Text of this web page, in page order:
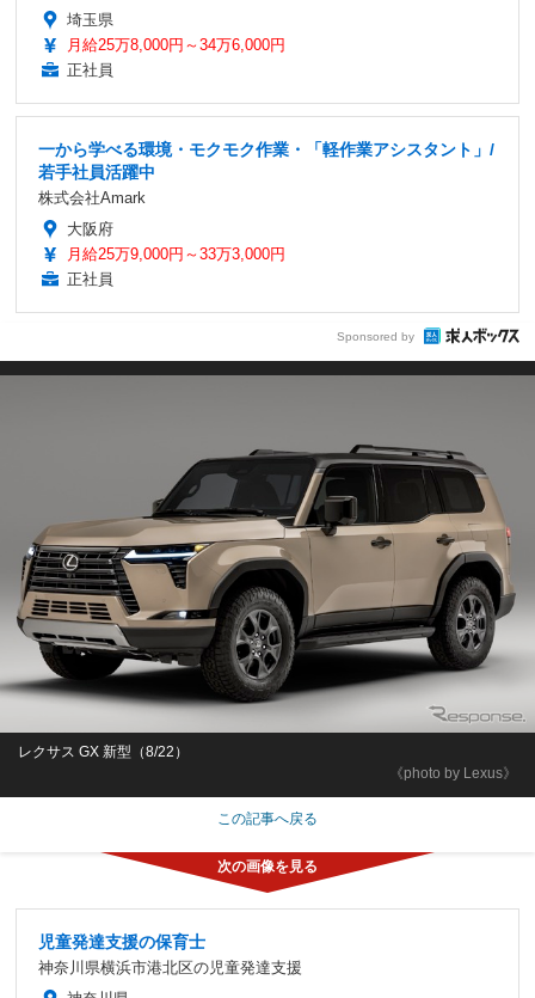
埼玉県
月給25万8,000円～34万6,000円
正社員
一から学べる環境・モクモク作業・「軽作業アシスタント」/
若手社員活躍中
株式会社Amark
大阪府
月給25万9,000円～33万3,000円
正社員
Sponsored by
《photo by Lexus》
レクサス GX 新型（8/22）
この記事へ戻る
児童発達支援の保育士
神奈川県横浜市港北区の児童発達支援